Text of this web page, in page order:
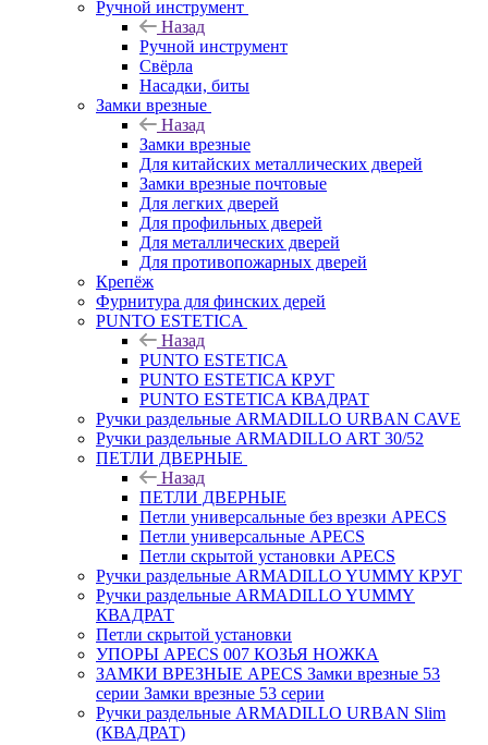
Ручной инструмент
Назад
Ручной инструмент
Свёрла
Насадки, биты
Замки врезные
Назад
Замки врезные
Для китайских металлических дверей
Замки врезные почтовые
Для легких дверей
Для профильных дверей
Для металлических дверей
Для противопожарных дверей
Крепёж
Фурнитура для финских дерей
PUNTO ESTETICA
Назад
PUNTO ESTETICA
PUNTO ESTETICA КРУГ
PUNTO ESTETICA КВАДРАТ
Ручки раздельные ARMADILLO URBAN CAVE
Ручки раздельные ARMADILLO ART 30/52
ПЕТЛИ ДВЕРНЫЕ
Назад
ПЕТЛИ ДВЕРНЫЕ
Петли универсальные без врезки APECS
Петли универсальные APECS
Петли скрытой установки APECS
Ручки раздельные ARMADILLO YUMMY КРУГ
Ручки раздельные ARMADILLO YUMMY
КВАДРАТ
Петли скрытой установки
УПОРЫ APECS 007 КОЗЬЯ НОЖКА
ЗАМКИ ВРЕЗНЫЕ APECS Замки врезные 53
серии Замки врезные 53 серии
Ручки раздельные ARMADILLO URBAN Slim
(КВАДРАТ)